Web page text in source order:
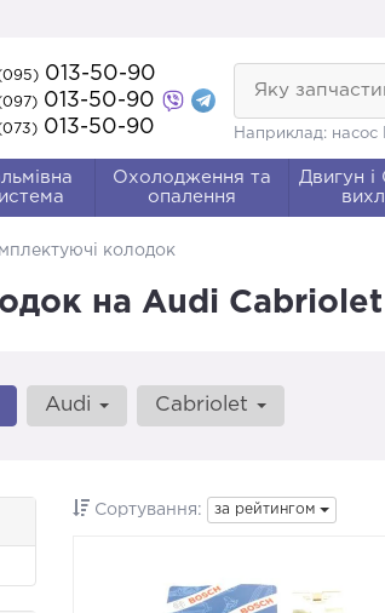
013-50-90
013-50-90
013-50-90
Яку
Наприклад: насос
Охолодження та
опалення
Двигун і
колодок
на Audi
Audi Cabriolet
Сортування: за рейтингом